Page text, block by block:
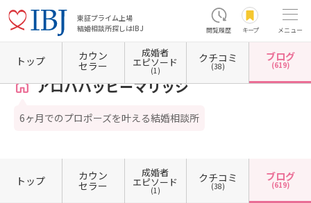
東証プライム上場
結婚相談所探しはIBJ
閲覧履歴 キープ メニュー
ホーム 神奈川県の結婚相談所 神奈川県横浜市 神奈川県横浜市西区 アロハハッピー
アロハハッピーマリッジ
6ヶ月でのプロポーズを叶える結婚相談所
トップ カウン
セラー
成婚者
エピソード
(1)
クチコミ
(38)
ブログ
(619)
トップ カウン
セラー
成婚者
エピソード
(1)
クチコミ
(38)
ブログ
(619)